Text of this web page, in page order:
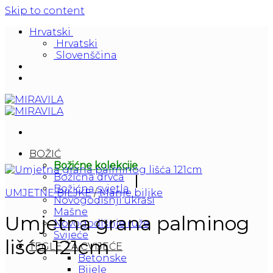
Skip to content
Hrvatski
Hrvatski
Slovenščina
BOŽIĆ
Božićne kolekcije
Božićna drvca
Božićna svjetla
Novogodišnji ukrasi
Mašne
Novogodišnje ruže
Svijeće
TEGLE ZA CVIJEĆE
Betonske
Bijele
UMJETNE BILJKE / Manje biljke
Umjetna grana palminog
lišća 121cm